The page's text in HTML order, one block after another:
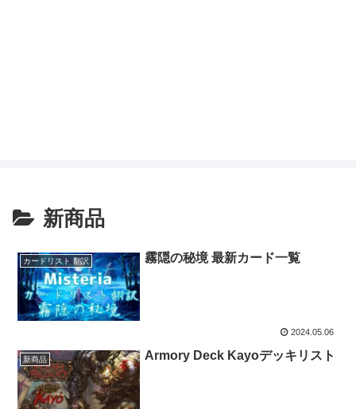
新商品
カードリスト 翻訳 霧隠の秘境 最新カード一覧
2024.05.06
新商品 Armory Deck Kayoデッキリスト